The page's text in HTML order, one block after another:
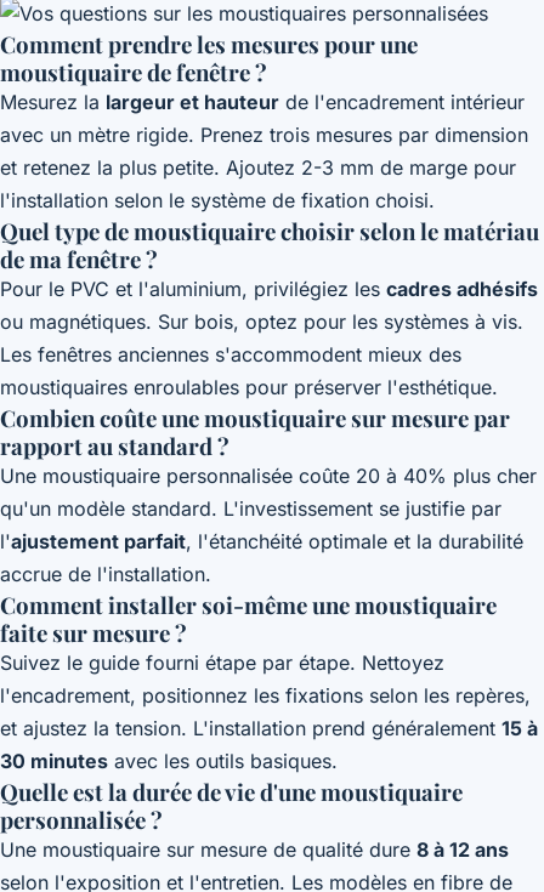
Comment prendre les mesures pour une
moustiquaire de fenêtre ?
Mesurez la largeur et hauteur de l'encadrement intérieur
avec un mètre rigide. Prenez trois mesures par dimension
et retenez la plus petite. Ajoutez 2-3 mm de marge pour
l'installation selon le système de fixation choisi.
Quel type de moustiquaire choisir selon le matériau
de ma fenêtre ?
Pour le PVC et l'aluminium, privilégiez les cadres adhésifs
ou magnétiques. Sur bois, optez pour les systèmes à vis.
Les fenêtres anciennes s'accommodent mieux des
moustiquaires enroulables pour préserver l'esthétique.
Combien coûte une moustiquaire sur mesure par
rapport au standard ?
Une moustiquaire personnalisée coûte 20 à 40% plus cher
qu'un modèle standard. L'investissement se justifie par
l'ajustement parfait, l'étanchéité optimale et la durabilité
accrue de l'installation.
Comment installer soi-même une moustiquaire
faite sur mesure ?
Suivez le guide fourni étape par étape. Nettoyez
l'encadrement, positionnez les fixations selon les repères,
et ajustez la tension. L'installation prend généralement 15 à
30 minutes avec les outils basiques.
Quelle est la durée de vie d'une moustiquaire
personnalisée ?
Une moustiquaire sur mesure de qualité dure 8 à 12 ans
selon l'exposition et l'entretien. Les modèles en fibre de